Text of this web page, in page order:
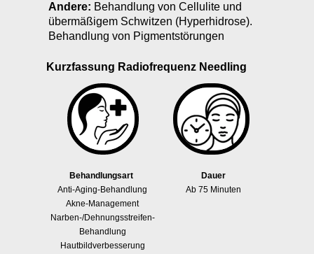
Kurzfassung Radiofrequenz Needling
Behandlungsart
Anti-Aging-Behandlung
Akne-Management
Narben-/Dehnungsstreifen-
Behandlung
Hautbildverbesserung
Andere: Behandlung von Cellulite und
übermäßigem Schwitzen (Hyperhidrose).
Behandlung von Pigmentstörungen
Dauer
Ab 75 Minuten